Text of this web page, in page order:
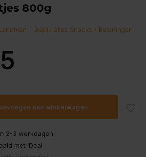
800g
Bekijk alles Snacks / Beloningen
aan winkelwagen
2-3 werkdagen
met iDeal